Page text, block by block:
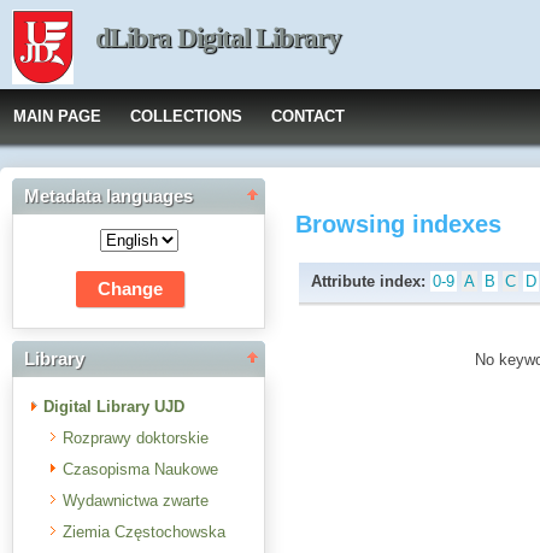
dLibra Digital Library
MAIN PAGE COLLECTIONS CONTACT
Metadata languages
Library
Digital Library UJD
Rozprawy doktorskie
Czasopisma Naukowe
Wydawnictwa zwarte
Ziemia Częstochowska
Browsing indexes
Attribute index: 0-9 A B C D
No